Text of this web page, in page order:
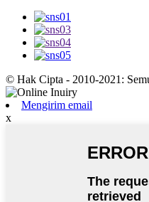
© Hak Cipta - 2010-2021:
Mengirim email
x